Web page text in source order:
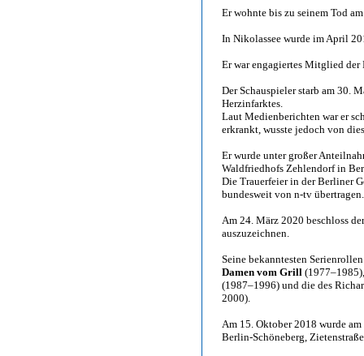
Er wohnte bis zu seinem Tod
In Nikolassee wurde im April
Er war engagiertes Mitglied der
Der Schauspieler starb am 30.
Herzinfarktes.
Laut Medienberichten war er
erkrankt, wusste jedoch von
Er wurde unter großer
Waldfriedhofs Zehlendorf in
Die Trauerfeier in der Berliner
bundesweit von n-tv übertragen.
Am 24. März 2020 beschloss
auszuzeichnen.
Seine bekanntesten
Damen vom Grill
(1987–1996) und die des
2000).
Am 15. Oktober 2018 wurde
Berlin-Schöneberg,